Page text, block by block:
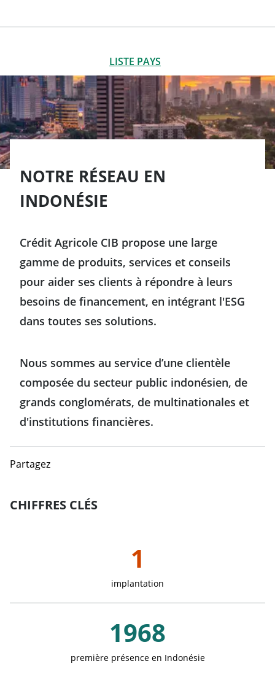
LISTE PAYS
Afrique & Moyen-Orient
Arabie Saoudite
Émirats arabes unis
Qatar
Amériques
Argentine
Canada
Chili
Colombie
Mexique
Asie-Pacifique
Chine
Hong Kong
Inde
Indonésie
Japon
Singapour
Taïwan
NOTRE RÉSEAU EN
INDONÉSIE
Crédit Agricole CIB propose une large
gamme de produits, services et conseils
pour aider ses clients à répondre à leurs
besoins de financement, en intégrant l'ESG
dans toutes ses solutions.
Nous sommes au service d’une clientèle
composée du secteur public indonésien, de
grands conglomérats, de multinationales et
d'institutions financières.
Partagez
CHIFFRES CLÉS
1
implantation
1968
première présence en Indonésie